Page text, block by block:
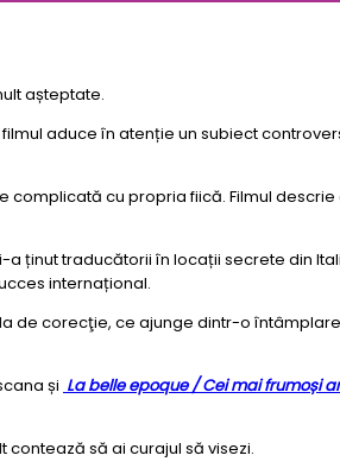
așteptate.
aduce în atenție un subiect
cu propria fiică. Filmul descrie
a ținut traducătorii în locații secrete din
internațional.
de corecţie, ce ajunge dintr-o
și La belle epoque / Cei mai frumoși
să ai curajul să visezi.